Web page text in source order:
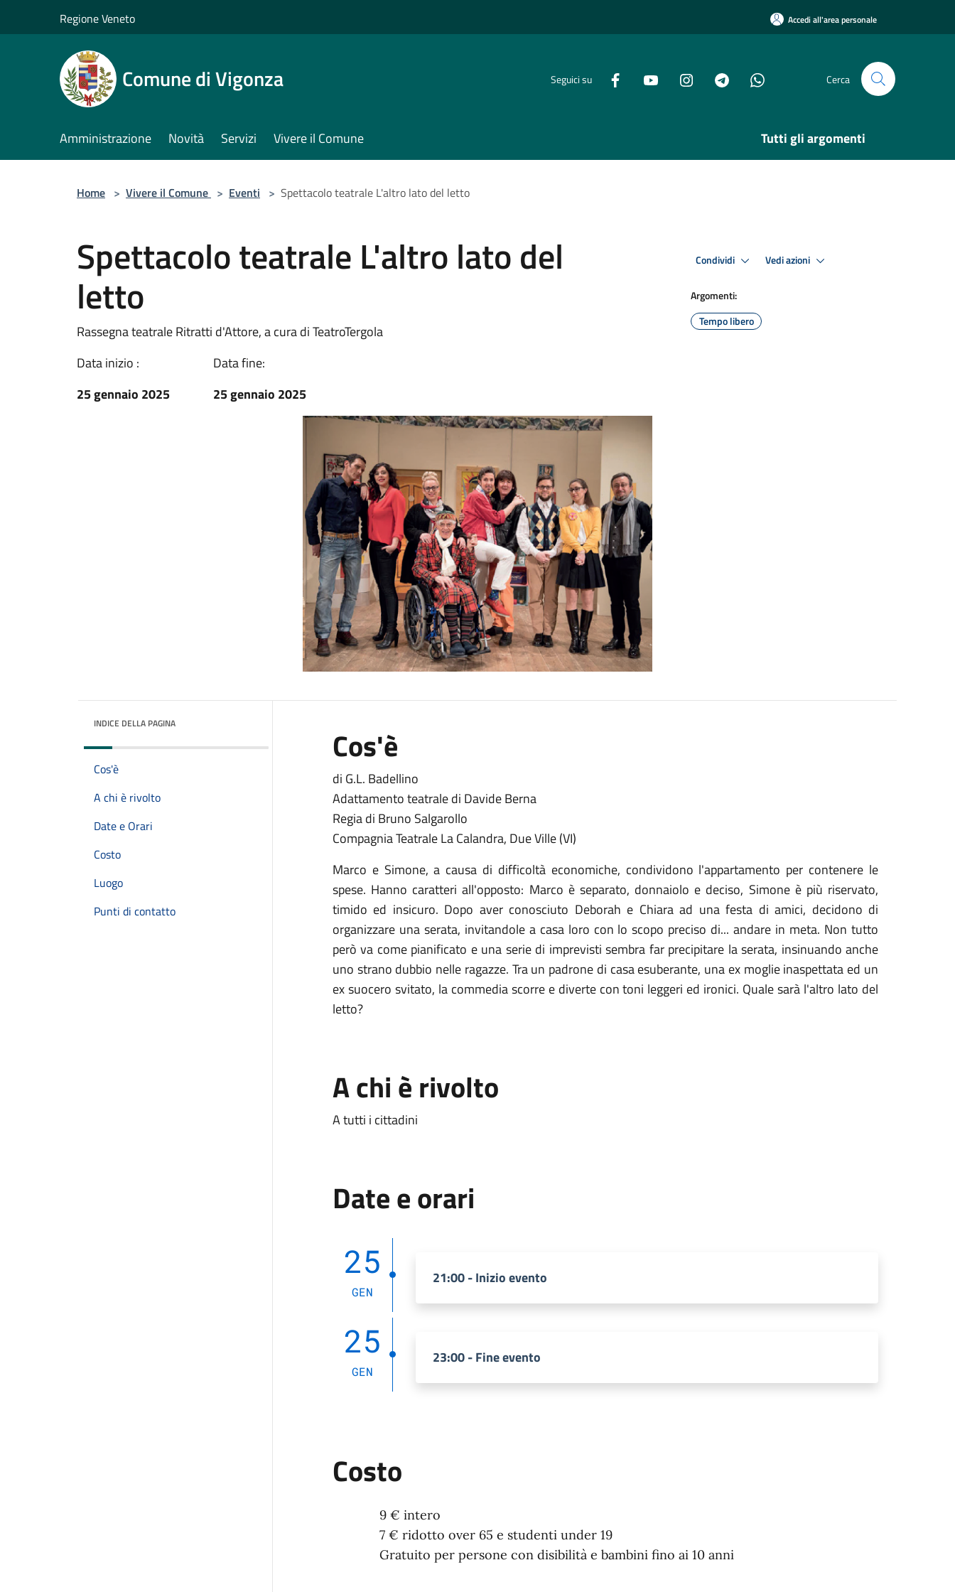
Regione Veneto Accedi all'area personale
Comune di Vigonza Seguici su Cerca
Amministrazione Novità Servizi Vivere il Comune Tutti gli argomenti
Home > Vivere il Comune > Eventi > Spettacolo teatrale L'altro lato del letto
Spettacolo teatrale L'altro lato del
letto
Rassegna teatrale Ritratti d'Attore, a cura di TeatroTergola
Data inizio :
25 gennaio 2025
Data fine:
25 gennaio 2025
Condividi Vedi azioni
Argomenti:
Tempo libero
INDICE DELLA PAGINA
Cos'è
A chi è rivolto
Date e Orari
Costo
Luogo
Punti di contatto
Cos'è
di G.L. Badellino
Adattamento teatrale di Davide Berna
Regia di Bruno Salgarollo
Compagnia Teatrale La Calandra, Due Ville (VI)
Marco e Simone, a causa di difficoltà economiche, condividono l'appartamento per contenere le
spese. Hanno caratteri all'opposto: Marco è separato, donnaiolo e deciso, Simone è più riservato,
timido ed insicuro. Dopo aver conosciuto Deborah e Chiara ad una festa di amici, decidono di
organizzare una serata, invitandole a casa loro con lo scopo preciso di... andare in meta. Non tutto
però va come pianificato e una serie di imprevisti sembra far precipitare la serata, insinuando anche
uno strano dubbio nelle ragazze. Tra un padrone di casa esuberante, una ex moglie inaspettata ed un
ex suocero svitato, la commedia scorre e diverte con toni leggeri ed ironici. Quale sarà l'altro lato del
letto?
A chi è rivolto
A tutti i cittadini
Date e orari
25
GEN
21:00 - Inizio evento
25
GEN
23:00 - Fine evento
Costo
9 € intero
7 € ridotto over 65 e studenti under 19
Gratuito per persone con disibilità e bambini fino ai 10 anni